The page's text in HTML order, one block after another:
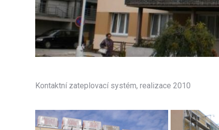
Kontaktní zateplovací systém, realizace 2010